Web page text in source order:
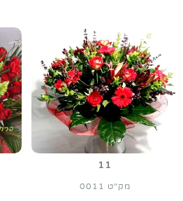
11
מק"ט 0011